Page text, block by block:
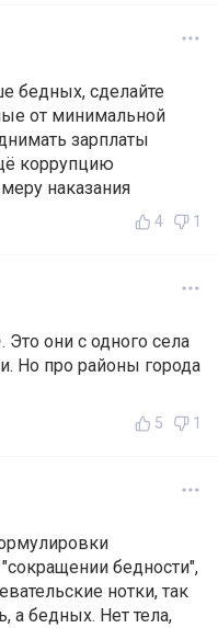
бедных, сделайте
от минимальной
зарплаты
коррупцию
наказания
4 1
они с одного села
Но про районы города
5 1
бедности",
нотки, так
а бедных. Нет тела,